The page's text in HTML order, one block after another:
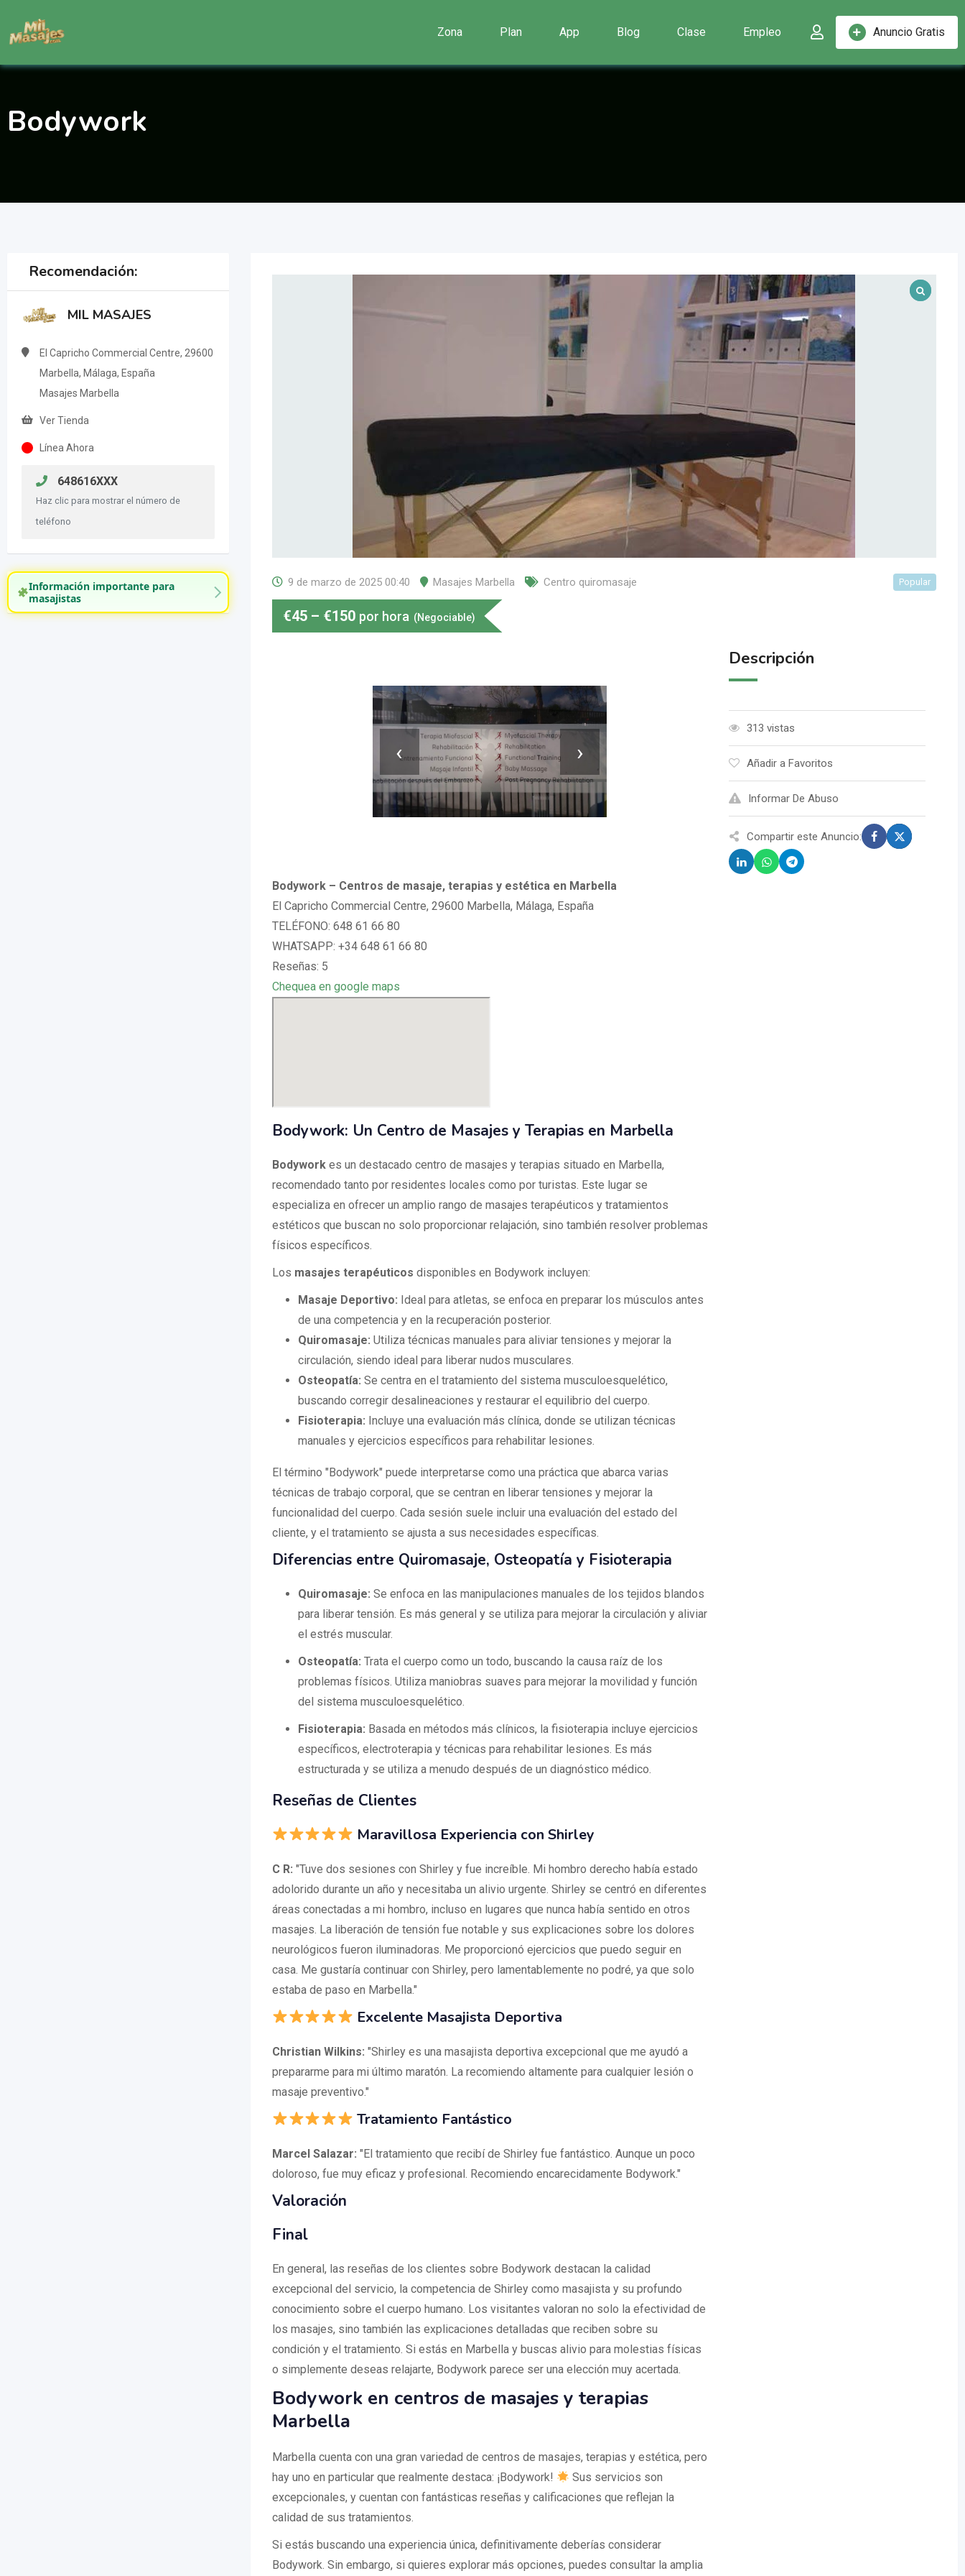
contenido
Anuncio Gratis
Zona Plan App Blog Clase Empleo
Bodywork
Recomendación:
MIL MASAJES
El Capricho Commercial Centre, 29600
Marbella, Málaga, España
Masajes Marbella
Ver Tienda
Línea Ahora
648616XXX
Haz clic para mostrar el número de
teléfono
Información importante para
masajistas
9 de marzo de 2025 00:40 Masajes Marbella Centro quiromasaje Popular
€45 – €150 por hora (Negociable)
‹ ›
Bodywork – Centros de masaje, terapias y estética en Marbella
El Capricho Commercial Centre, 29600 Marbella, Málaga, España
TELÉFONO: 648 61 66 80
WHATSAPP: +34 648 61 66 80
Reseñas: 5
Chequea en google maps
Bodywork: Un Centro de Masajes y Terapias en Marbella
Bodyworkes un destacado centro de masajes y terapias situado en Marbella,
recomendado tanto por residentes locales como por turistas. Este lugar se
especializa en ofrecer un amplio rango de masajes terapéuticos y tratamientos
estéticos que buscan no solo proporcionar relajación, sino también resolver problemas
físicos específicos.
Los masajes terapéuticos disponibles en Bodywork incluyen:
Masaje Deportivo: Ideal para atletas, se enfoca en preparar los músculos antes
de una competencia y en la recuperación posterior.
Quiromasaje: Utiliza técnicas manuales para aliviar tensiones y mejorar la
circulación, siendo ideal para liberar nudos musculares.
Osteopatía: Se centra en el tratamiento del sistema musculoesquelético,
buscando corregir desalineaciones y restaurar el equilibrio del cuerpo.
Fisioterapia: Incluye una evaluación más clínica, donde se utilizan técnicas
manuales y ejercicios específicos para rehabilitar lesiones.
El término "Bodywork" puede interpretarse como una práctica que abarca varias
técnicas de trabajo corporal, que se centran en liberar tensiones y mejorar la
funcionalidad del cuerpo. Cada sesión suele incluir una evaluación del estado del
cliente, y el tratamiento se ajusta a sus necesidades específicas.
Diferencias entre Quiromasaje, Osteopatía y Fisioterapia
Quiromasaje: Se enfoca en las manipulaciones manuales de los tejidos blandos
para liberar tensión. Es más general y se utiliza para mejorar la circulación y aliviar
el estrés muscular.
Osteopatía: Trata el cuerpo como un todo, buscando la causa raíz de los
problemas físicos. Utiliza maniobras suaves para mejorar la movilidad y función
del sistema musculoesquelético.
Fisioterapia: Basada en métodos más clínicos, la fisioterapia incluye ejercicios
específicos, electroterapia y técnicas para rehabilitar lesiones. Es más
estructurada y se utiliza a menudo después de un diagnóstico médico.
Reseñas de Clientes
Maravillosa Experiencia con Shirley
C R: "Tuve dos sesiones con Shirley y fue increíble. Mi hombro derecho había estado
adolorido durante un año y necesitaba un alivio urgente. Shirley se centró en diferentes
áreas conectadas a mi hombro, incluso en lugares que nunca había sentido en otros
masajes. La liberación de tensión fue notable y sus explicaciones sobre los dolores
neurológicos fueron iluminadoras. Me proporcionó ejercicios que puedo seguir en
casa. Me gustaría continuar con Shirley, pero lamentablemente no podré, ya que solo
estaba de paso en Marbella."
Excelente Masajista Deportiva
Christian Wilkins: "Shirley es una masajista deportiva excepcional que me ayudó a
prepararme para mi último maratón. La recomiendo altamente para cualquier lesión o
masaje preventivo."
Tratamiento Fantástico
Marcel Salazar: "El tratamiento que recibí de Shirley fue fantástico. Aunque un poco
doloroso, fue muy eficaz y profesional. Recomiendo encarecidamente Bodywork."
Valoración
Final
En general, las reseñas de los clientes sobre Bodywork destacan la calidad
excepcional del servicio, la competencia de Shirley como masajista y su profundo
conocimiento sobre el cuerpo humano. Los visitantes valoran no solo la efectividad de
los masajes, sino también las explicaciones detalladas que reciben sobre su
condición y el tratamiento. Si estás en Marbella y buscas alivio para molestias físicas
o simplemente deseas relajarte, Bodywork parece ser una elección muy acertada.
Bodywork en centros de masajes y terapias
Marbella
Marbella cuenta con una gran variedad de centros de masajes, terapias y estética, pero
hay uno en particular que realmente destaca: ¡Bodywork!
Sus servicios son
excepcionales, y cuentan con fantásticas reseñas y calificaciones que reflejan la
calidad de sus tratamientos.
Si estás buscando una experiencia única, definitivamente deberías considerar
Bodywork. Sin embargo, si quieres explorar más opciones, puedes consultar la amplia
Descripción
313 vistas
Añadir a Favoritos
Informar De Abuso
Compartir este Anuncio: